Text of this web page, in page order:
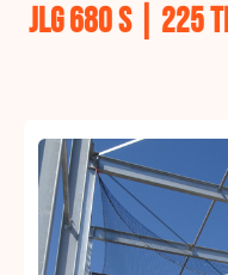
JLG 680 S | 225